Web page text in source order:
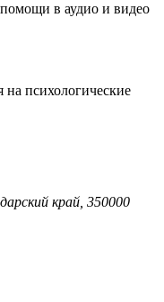
в аудио и видео
психологические
край, 350000